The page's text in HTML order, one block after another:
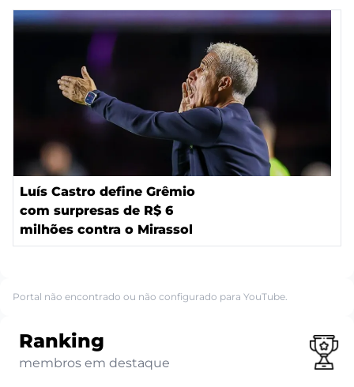
Luís Castro define Grêmio
com surpresas de R$ 6
milhões contra o Mirassol
Portal não encontrado ou não configurado para YouTube.
Ranking
membros em destaque